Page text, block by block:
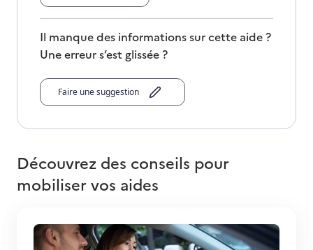
Il manque des informations sur cette aide ?
Une erreur s’est glissée ?
Faire une suggestion
Découvrez des conseils pour
mobiliser vos aides